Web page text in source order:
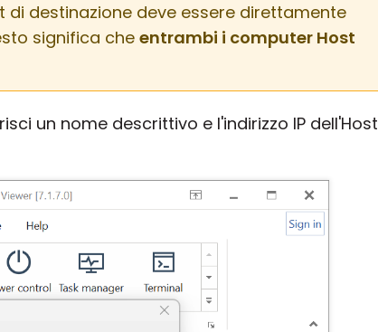
di destinazione deve essere direttamente
significa che entrambi i computer Host
un nome descrittivo e l'indirizzo IP dell'Host